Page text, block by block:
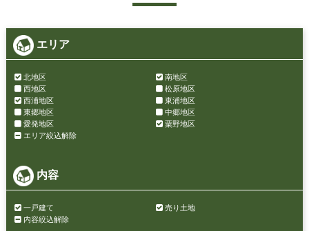
エリア
北地区
南地区
西地区
松原地区
西浦地区
東浦地区
東郷地区
中郷地区
愛発地区
粟野地区
エリア絞込解除
内容
一戸建て
売り土地
内容絞込解除